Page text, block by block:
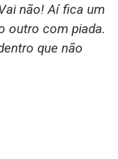
não! Aí fica um
outro com piada.
que não